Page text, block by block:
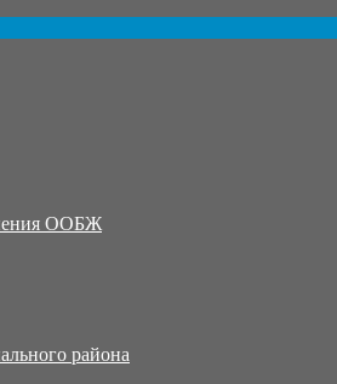
ООБЖ
района